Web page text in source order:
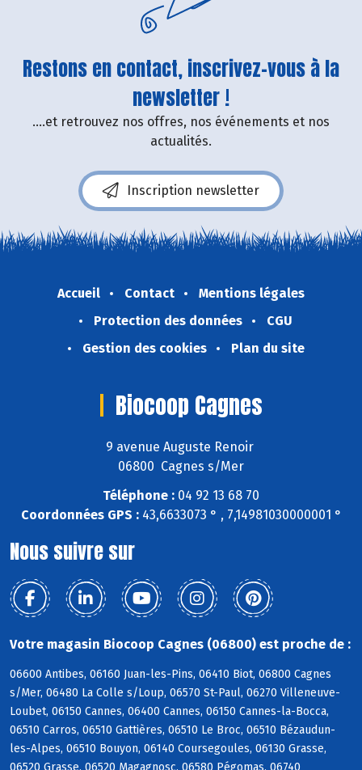
Restons en contact, inscrivez-vous à la
newsletter !
....et retrouvez nos offres, nos événements et nos
actualités.
Inscription newsletter
Accueil Contact
Mentions légales
Protection des données
CGU
Gestion des cookies
Plan du site
Biocoop Cagnes
9 avenue Auguste Renoir
06800 Cagnes s/Mer
Téléphone : 04 92 13 68 70
Coordonnées GPS :43,6633073 ° , 7,14981030000001 °
Nous suivre sur
Votre magasin Biocoop Cagnes (06800) est proche de :
06600 Antibes, 06160 Juan-les-Pins, 06410 Biot, 06800 Cagnes
s/Mer, 06480 La Colle s/Loup, 06570 St-Paul, 06270 Villeneuve-
Loubet, 06150 Cannes, 06400 Cannes, 06150 Cannes-la-Bocca,
06510 Carros, 06510 Gattières, 06510 Le Broc, 06510 Bézaudun-
les-Alpes, 06510 Bouyon, 06140 Coursegoules, 06130 Grasse,